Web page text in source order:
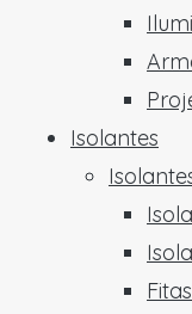
Isolantes